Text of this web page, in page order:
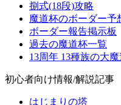
捌式(18段)攻略
魔道杯のボーダー予
ボーダー報告掲示板
過去の魔道杯一覧
13周年 13種族の大
初心者向け情報/解説記事
はじまりの塔